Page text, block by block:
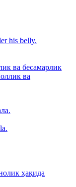
his belly.
ва бесамарлик
ва
ҳақида